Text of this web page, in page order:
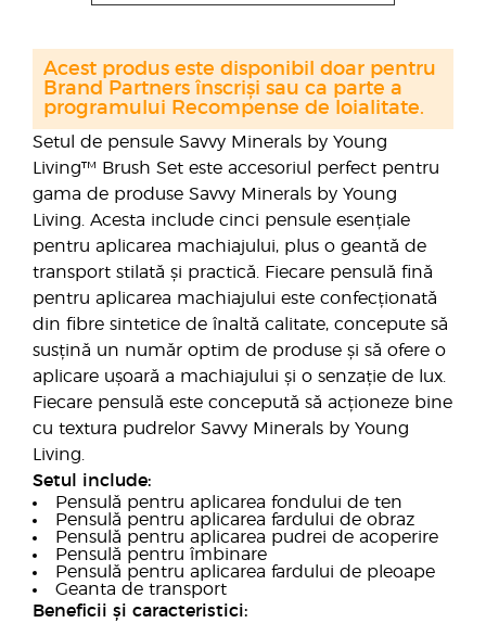
Setul de pensule Savvy Minerals by Young
Living™ Brush Set este accesoriul perfect pentru
gama de produse Savvy Minerals by Young
Living. Acesta include cinci pensule esențiale
pentru aplicarea machiajului, plus o geantă de
transport stilată și practică. Fiecare pensulă fină
pentru aplicarea machiajului este confecționată
din fibre sintetice de înaltă calitate, concepute să
susțină un număr optim de produse și să ofere o
aplicare ușoară a machiajului și o senzație de lux.
Fiecare pensulă este concepută să acționeze bine
cu textura pudrelor Savvy Minerals by Young
Living.
Setul include:
Pensulă pentru aplicarea fondului de ten
Pensulă pentru aplicarea fardului de obraz
Pensulă pentru aplicarea pudrei de acoperire
Pensulă pentru îmbinare
Pensulă pentru aplicarea fardului de pleoape
Geanta de transport
Beneficii și caracteristici:
Acest produs este disponibil doar pentru
Brand Partners înscriși sau ca parte a
programului Recompense de loialitate.